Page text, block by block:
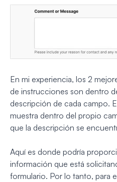
En mi experiencia, los 2
de instrucciones son dentro
descripción de cada campo.
muestra dentro del propio
que la descripción se
Aquí es donde podría
información que está
formulario. Por lo tanto, para